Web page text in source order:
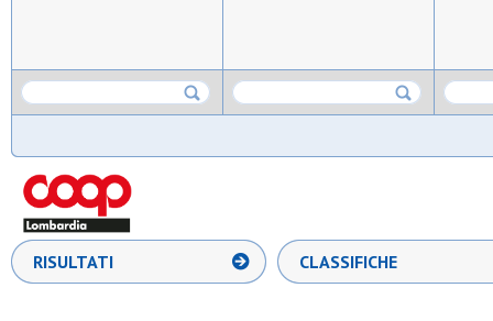
RISULTATI CLASSIFICHE